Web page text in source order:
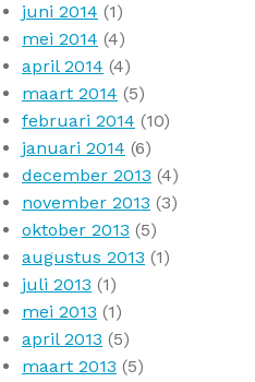
juni 2014 (1)
mei 2014 (4)
april 2014 (4)
maart 2014 (5)
februari 2014 (10)
januari 2014 (6)
december 2013 (4)
november 2013 (3)
oktober 2013 (5)
augustus 2013 (1)
juli 2013 (1)
mei 2013 (1)
april 2013 (5)
maart 2013 (5)